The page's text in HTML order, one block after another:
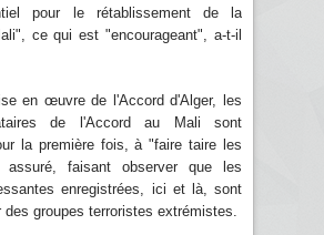
pour le rétablissement de la
ce qui est "encourageant", a-t-il
en œuvre de l'Accord d'Alger, les
de l'Accord au Mali sont
la première fois, à "faire taire les
assuré, faisant observer que les
enregistrées, ici et là, sont
des groupes terroristes extrémistes.